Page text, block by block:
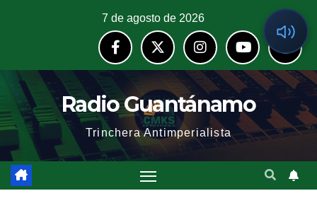
7 de agosto de 2026
Radio Guantánamo
Trinchera Antimperialista